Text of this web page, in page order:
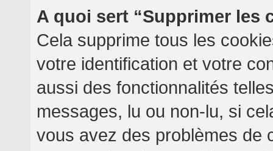
A quoi sert “Supprimer les
Cela supprime tous les
votre identification et votre
aussi des fonctionnalités
messages, lu ou non-lu, si
vous avez des problèmes de